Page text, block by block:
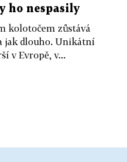
ho nespasily
kolotočem zůstává
jak dlouho. Unikátní
v Evropě, v...